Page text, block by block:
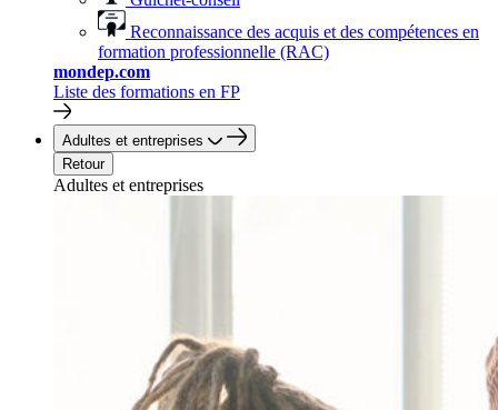
Reconnaissance des acquis et des compétences en
formation professionnelle (RAC)
mondep.com
Liste des formations en FP
Adultes et entreprises
Retour
Adultes et entreprises